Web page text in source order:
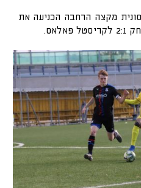
מקצה הרחבה הכניעה את